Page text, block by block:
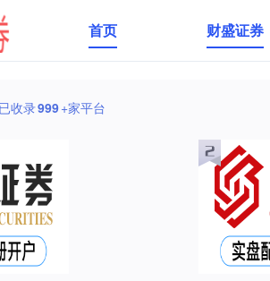
首页 财盛证券
已收录999+家平台